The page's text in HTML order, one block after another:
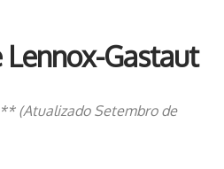
Lennox-Gastaut
(Atualizado Setembro de